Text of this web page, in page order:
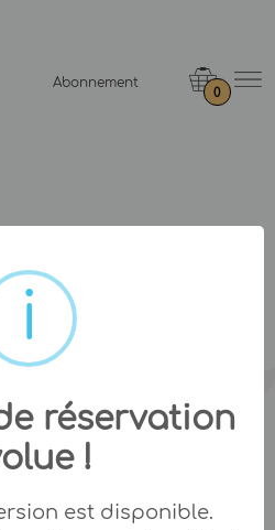
Abonnement
0
réservation
!
est disponible.